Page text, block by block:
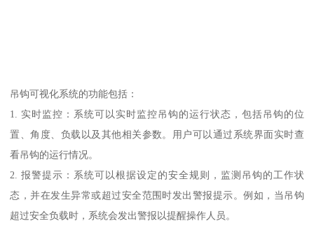
吊钩可视化系统的功能包括：
1. 实时监控：系统可以实时监控吊钩的运行状态，包括吊钩的位
置、角度、负载以及其他相关参数。用户可以通过系统界面实时查
看吊钩的运行情况。
2. 报警提示：系统可以根据设定的安全规则，监测吊钩的工作状
态，并在发生异常或超过安全范围时发出警报提示。例如，当吊钩
超过安全负载时，系统会发出警报以提醒操作人员。